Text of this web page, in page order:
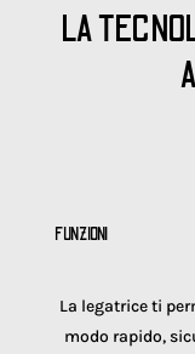
LA
FUNZIONI
La legatrice ti
modo rapido,